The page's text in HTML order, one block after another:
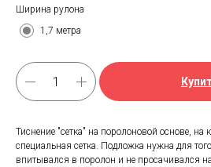
Ширина рулона
1,7 метра
Тиснение "сетка" на поролоновой основе, на
специальная сетка. Подложка нужна для
впитывался в поролон и не просачивался